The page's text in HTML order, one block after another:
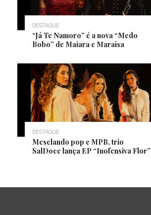
DESTAQUE
“Já Te Namoro” é a nova “Medo
Bobo” de Maiara e Maraisa
DESTAQUE
Mesclando pop e MPB, trio
SalDoce lança EP “Inofensiva Flor”